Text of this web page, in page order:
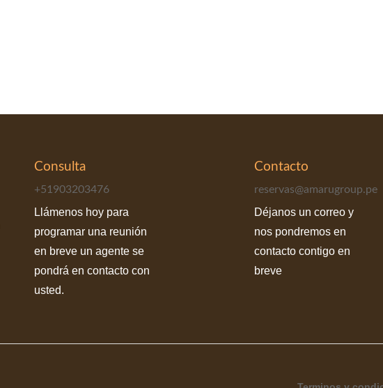
Consulta
+51903203476
Llámenos hoy para
programar una reunión
en breve un agente se
pondrá en contacto con
usted.
Contacto
reservas@amarugroup.pe
Déjanos un correo y
nos pondremos en
contacto contigo en
breve